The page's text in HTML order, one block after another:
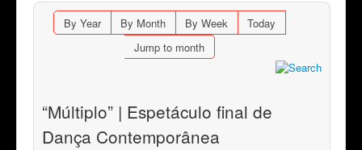
By Year By Month By Week
Today
Jump to month
“Múltiplo” | Espetáculo final de
Dança Contemporânea